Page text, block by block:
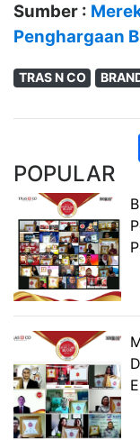
Sumber :
Penghargaan
TRAS N CO
POPULAR